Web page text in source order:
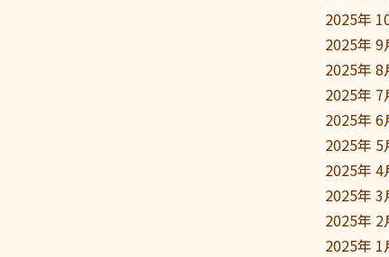
2025年
2025年 9
2025年 8
2025年 7
2025年 6
2025年 5
2025年 4
2025年 3
2025年 2
2025年 1